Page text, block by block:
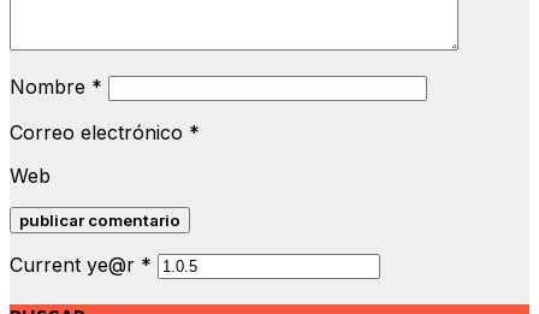
Nombre *
Correo electrónico *
Web
Current ye@r *